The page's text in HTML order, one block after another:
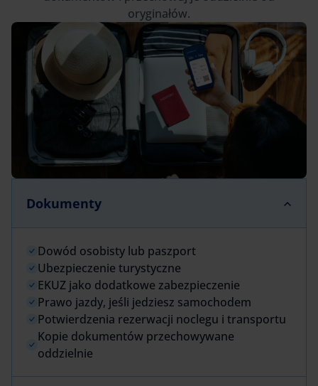
oryginałów.
Dokumenty
Dowód osobisty lub paszport
Ubezpieczenie turystyczne
EKUZ jako dodatkowe zabezpieczenie
Prawo jazdy, jeśli jedziesz samochodem
Potwierdzenia rezerwacji noclegu i transportu
Kopie dokumentów przechowywane
oddzielnie